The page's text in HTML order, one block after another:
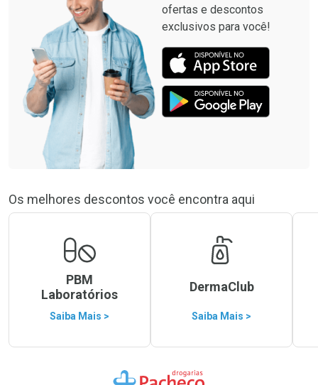
ofertas e descontos
exclusivos para você!
Os melhores descontos você encontra aqui
PBM
Laboratórios
Saiba Mais >
DermaClub
Saiba Mais >
Ir para a Home